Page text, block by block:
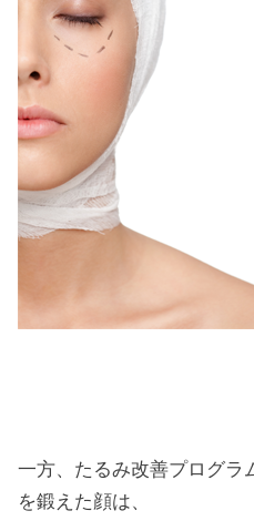
一方、たるみ改善プログラ
を鍛えた顔は、